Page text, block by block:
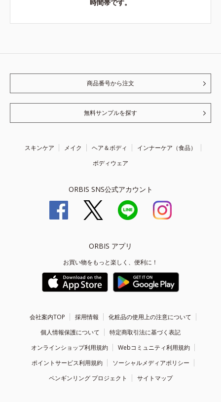
時間帯です。
商品番号から注文
無料サンプルを探す
スキンケア メイク ヘア＆ボディ
インナーケア（食品）
ボディウェア
ORBIS SNS公式アカウント
ORBIS アプリ
お買い物をもっと楽しく、便利に！
会社案内TOP 採用情報
化粧品の使用上の注意について
個人情報保護について
特定商取引法に基づく表記
オンラインショップ利用規約
Webコミュニティ利用規約
ポイントサービス利用規約
ソーシャルメディアポリシー
ペンギンリング プロジェクト
サイトマップ